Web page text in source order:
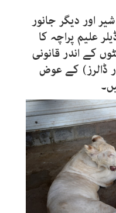
اور دیگر جانور
علیم پراچہ کا
کہ وہ صرف 48 گھنٹوں کے اندر قانونی
ہزار ڈالرز) کے عوض